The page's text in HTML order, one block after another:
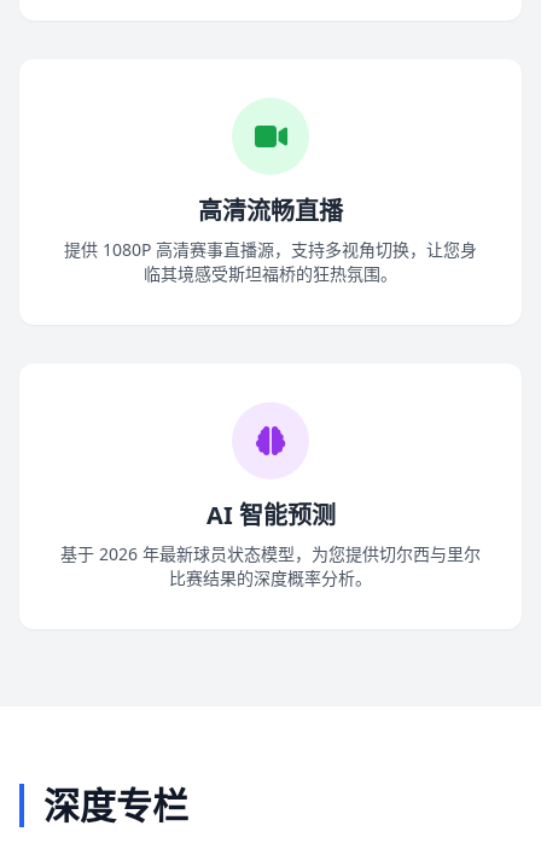
高清流畅直播
提供 1080P 高清赛事直播源，支持多视角切换，让您身
临其境感受斯坦福桥的狂热氛围。
AI 智能预测
基于 2026 年最新球员状态模型，为您提供切尔西与里尔
比赛结果的深度概率分析。
深度专栏